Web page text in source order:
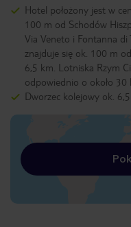
Hotel położony jest w
100 m od Schodów
Via Veneto i Fontanna di
znajduje się ok. 100 m
6,5 km. Lotniska Rzym
odpowiednio o około 30
Dworzec kolejowy ok.